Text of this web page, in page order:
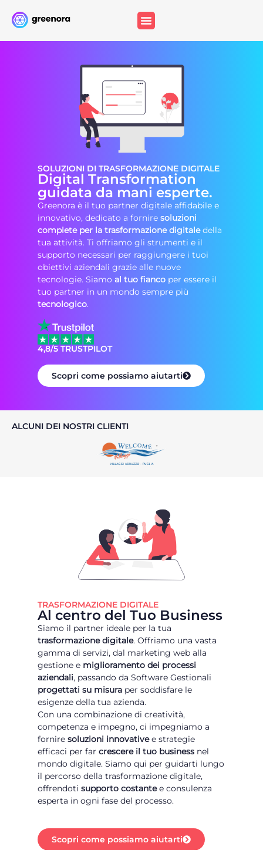
SOLUZIONI DI TRASFORMAZIONE DIGITALE
Digital Transformation
guidata da mani esperte.
Greenora è il tuo partner digitale affidabile e
innovativo, dedicato a fornire soluzioni
complete per la trasformazione digitaledella
tua attività. Ti offriamo gli strumenti e il
supporto necessari per raggiungere i tuoi
obiettivi aziendali grazie alle nuove
tecnologie. Siamo al tuo fianco per essere il
tuo partner in un mondo sempre più
tecnologico.
4,8/5 TRUSTPILOT
Scopri come possiamo aiutarti
ALCUNI DEI NOSTRI CLIENTI
TRASFORMAZIONE DIGITALE
Al centro del Tuo Business
Siamo il partner ideale per la tua
trasformazione digitale. Offriamo una vasta
gamma di servizi, dal marketing web alla
gestione e miglioramento dei processi
aziendali, passando da Software Gestionali
progettati su misura per soddisfare le
esigenze della tua azienda.
Con una combinazione di creatività,
competenza e impegno, ci impegniamo a
fornire soluzioni innovativee strategie
efficaci per far crescere il tuo business nel
mondo digitale. Siamo qui per guidarti lungo
il percorso della trasformazione digitale,
offrendoti supporto costantee consulenza
esperta in ogni fase del processo.
Scopri come possiamo aiutarti